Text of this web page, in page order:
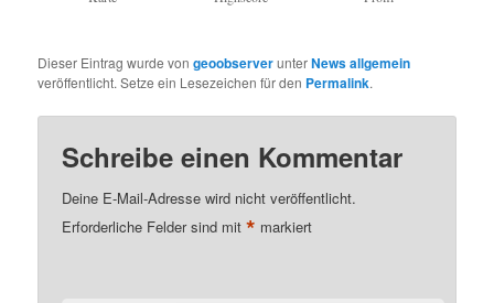
Dieser Eintrag wurde vongeoobserverunterNews allgemein
veröffentlicht. Setze ein Lesezeichen für den Permalink.
Schreibe einen Kommentar
Deine E-Mail-Adresse wird nicht veröffentlicht.
Erforderliche Felder sind mit* markiert